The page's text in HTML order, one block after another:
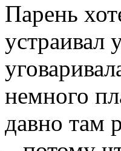
Парень
устраивал
немного
давно там